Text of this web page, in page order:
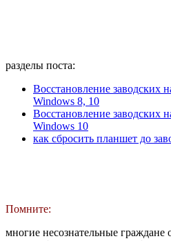
разделы поста:
Восстановление заводских
Windows 8, 10
Восстановление заводских
Windows 10
как сбросить планшет до
Помните:
многие несознательные граждане